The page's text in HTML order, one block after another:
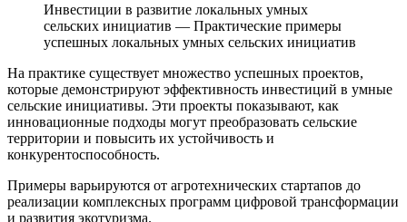
Инвестиции в развитие локальных умных
сельских инициатив — Практические примеры
успешных локальных умных сельских инициатив
На практике существует множество успешных проектов,
которые демонстрируют эффективность инвестиций в умные
сельские инициативы. Эти проекты показывают, как
инновационные подходы могут преобразовать сельские
территории и повысить их устойчивость и
конкурентоспособность.
Примеры варьируются от агротехнических стартапов до
реализации комплексных программ цифровой трансформации
и развития экотуризма.